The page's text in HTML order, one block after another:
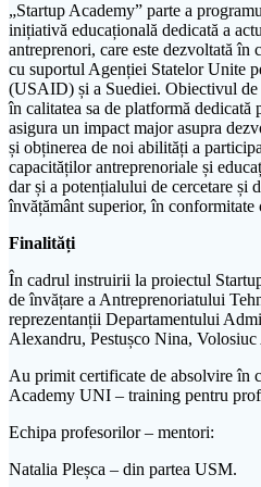
„Startup Academy” parte a
inițiativă educațională dedicată a
antreprenori, care este dezvoltată
cu suportul Agenției Statelor Unite
(USAID) și a Suediei. Obiectivul
în calitatea sa de platformă
asigura un impact major asupra
și obținerea de noi abilități a
capacităților antreprenoriale și
dar și a potențialului de cercetare și
învățământ superior, în conformitate
Finalități
În cadrul instruirii la proiectul
de învățare a Antreprenoriatului
reprezentanții Departamentului
Alexandru, Pestușco Nina, Volosiuc
Au primit certificate de absolvire în
Academy UNI – training pentru
Echipa profesorilor – mentori:
Natalia Pleșca – din partea USM.